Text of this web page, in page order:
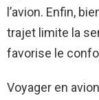
l’avion. Enfin,
trajet limite la
favorise le
Voyager en